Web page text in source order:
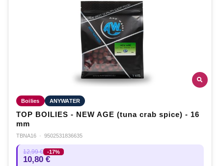
Boilies ANYWATER
TOP BOILIES - NEW AGE (tuna crab spice) - 16
mm
TBNA16 · 9502531836635
12,99 € -17%
10,80 €